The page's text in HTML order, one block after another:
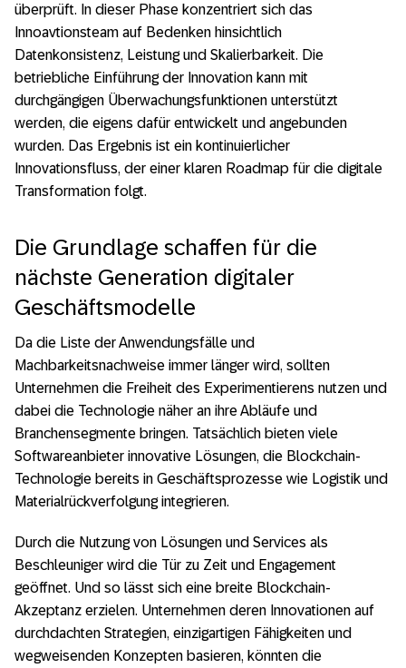
überprüft. In dieser Phase konzentriert sich das
Innoavtionsteam auf Bedenken hinsichtlich
Datenkonsistenz, Leistung und Skalierbarkeit. Die
betriebliche Einführung der Innovation kann mit
durchgängigen Überwachungsfunktionen unterstützt
werden, die eigens dafür entwickelt und angebunden
wurden. Das Ergebnis ist ein kontinuierlicher
Innovationsfluss, der einer klaren Roadmap für die digitale
Transformation folgt.
Die Grundlage schaffen für die
nächste Generation digitaler
Geschäftsmodelle
Da die Liste der Anwendungsfälle und
Machbarkeitsnachweise immer länger wird, sollten
Unternehmen die Freiheit des Experimentierens nutzen und
dabei die Technologie näher an ihre Abläufe und
Branchensegmente bringen. Tatsächlich bieten viele
Softwareanbieter innovative Lösungen, die Blockchain-
Technologie bereits in Geschäftsprozesse wie Logistik und
Materialrückverfolgung integrieren.
Durch die Nutzung von Lösungen und Services als
Beschleuniger wird die Tür zu Zeit und Engagement
geöffnet. Und so lässt sich eine breite Blockchain-
Akzeptanz erzielen. Unternehmen deren Innovationen auf
durchdachten Strategien, einzigartigen Fähigkeiten und
wegweisenden Konzepten basieren, könnten die